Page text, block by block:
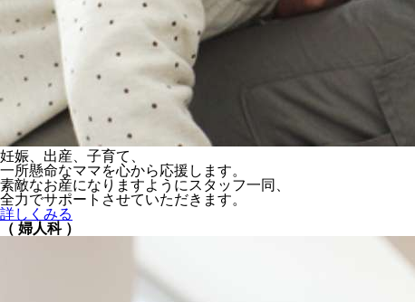
妊娠、出産、子育て、
一所懸命なママを心から応援します。
素敵なお産になりますようにスタッフ一同、
全力でサポートさせていただきます。
詳しくみる
（ 婦人科 ）